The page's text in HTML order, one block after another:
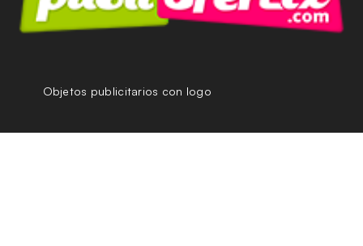
Objetos publicitarios con logo